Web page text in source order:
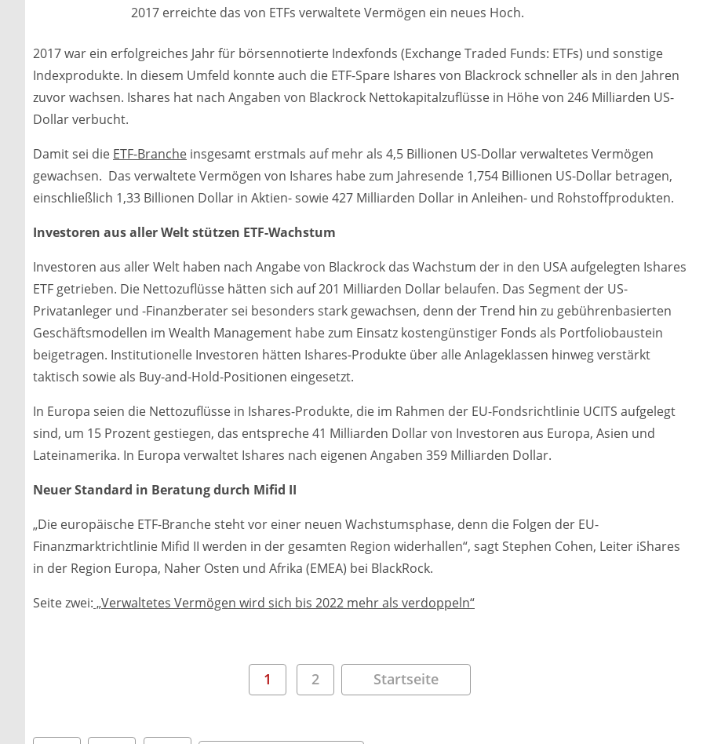
2017 erreichte das von ETFs verwaltete Vermögen ein neues Hoch.
2017 war ein erfolgreiches Jahr für börsennotierte Indexfonds (Exchange Traded Funds: ETFs) und sonstige
Indexprodukte. In diesem Umfeld konnte auch die ETF-Spare Ishares von Blackrock schneller als in den Jahren
zuvor wachsen. Ishares hat nach Angaben von Blackrock Nettokapitalzuflüsse in Höhe von 246 Milliarden US-
Dollar verbucht.
Damit sei die ETF-Branche insgesamt erstmals auf mehr als 4,5 Billionen US-Dollar verwaltetes Vermögen
gewachsen. Das verwaltete Vermögen von Ishares habe zum Jahresende 1,754 Billionen US-Dollar betragen,
einschließlich 1,33 Billionen Dollar in Aktien- sowie 427 Milliarden Dollar in Anleihen- und Rohstoffprodukten.
Investoren aus aller Welt stützen ETF-Wachstum
Investoren aus aller Welt haben nach Angabe von Blackrock das Wachstum der in den USA aufgelegten Ishares
ETF getrieben. Die Nettozuflüsse hätten sich auf 201 Milliarden Dollar belaufen. Das Segment der US-
Privatanleger und -Finanzberater sei besonders stark gewachsen, denn der Trend hin zu gebührenbasierten
Geschäftsmodellen im Wealth Management habe zum Einsatz kostengünstiger Fonds als Portfoliobaustein
beigetragen. Institutionelle Investoren hätten Ishares-Produkte über alle Anlageklassen hinweg verstärkt
taktisch sowie als Buy-and-Hold-Positionen eingesetzt.
In Europa seien die Nettozuflüsse in Ishares-Produkte, die im Rahmen der EU-Fondsrichtlinie UCITS aufgelegt
sind, um 15 Prozent gestiegen, das entspreche 41 Milliarden Dollar von Investoren aus Europa, Asien und
Lateinamerika. In Europa verwaltet Ishares nach eigenen Angaben 359 Milliarden Dollar.
Neuer Standard in Beratung durch Mifid II
„Die europäische ETF-Branche steht vor einer neuen Wachstumsphase, denn die Folgen der EU-
Finanzmarktrichtlinie Mifid II werden in der gesamten Region widerhallen“, sagt Stephen Cohen, Leiter iShares
in der Region Europa, Naher Osten und Afrika (EMEA) bei BlackRock.
Seite zwei: „Verwaltetes Vermögen wird sich bis 2022 mehr als verdoppeln“
1 2 Startseite